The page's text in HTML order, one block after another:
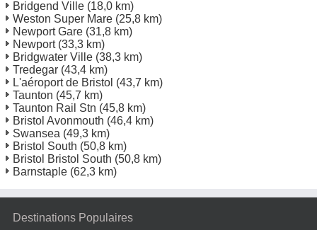
Bridgend Ville (18,0 km)
Weston Super Mare (25,8 km)
Newport Gare (31,8 km)
Newport(33,3 km)
Bridgwater Ville (38,3 km)
Tredegar (43,4 km)
L'aéroport de Bristol (43,7 km)
Taunton (45,7 km)
Taunton Rail Stn (45,8 km)
Bristol Avonmouth (46,4 km)
Swansea (49,3 km)
Bristol South (50,8 km)
Bristol Bristol South (50,8 km)
Barnstaple (62,3 km)
Destinations Populaires